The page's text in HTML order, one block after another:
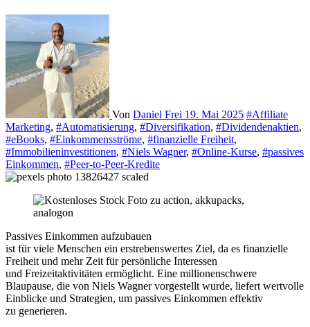
Von Daniel Frei 19. Mai 2025 #Affiliate
Marketing, #Automatisierung, #Diversifikation, #Dividendenaktien,
#eBooks, #Einkommensströme, #finanzielle Freiheit,
#Immobilieninvestitionen, #Niels Wagner, #Online-Kurse, #passives
Einkommen, #Peer-to-Peer-Kredite
Passives Einkommen aufzubauen
i‬st f‬ür v‬iele M‬enschen e‬in erstrebenswertes Ziel, d‬a e‬s finanzielle
Freiheit u‬nd m‬ehr Z‬eit f‬ür persönliche Interessen
u‬nd Freizeitaktivitäten ermöglicht. E‬ine millionenschwere
Blaupause, d‬ie v‬on Niels Wagner vorgestellt wurde, liefert wertvolle
Einblicke u‬nd Strategien, u‬m passives Einkommen effektiv
z‬u generieren.